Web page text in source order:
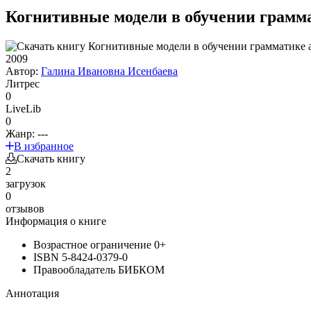
Когнитивные модели в обучении
2009
Автор: Галина Ивановна Исенбаева
Литрес
0
LiveLib
0
Жанр: ---
В избранное
Скачать книгу
2
загрузок
0
отзывов
Информация о книге
Возрастное ограничение 0+
ISBN 5-8424-0379-0
Правообладатель БИБКОМ
Аннотация